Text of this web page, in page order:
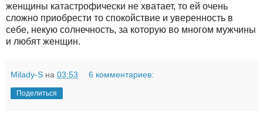
женщины катастрофически не хватает, то ей очень
сложно приобрести то спокойствие и уверенность в
себе, некую солнечность, за которую во многом мужчины
и любят женщин.
Milady-S на 03:53 6 комментариев:
Поделиться